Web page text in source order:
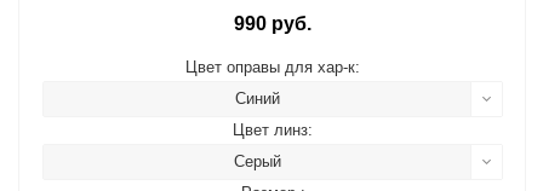
990 руб.
Цвет оправы для хар-к:
Синий
Цвет линз:
Серый